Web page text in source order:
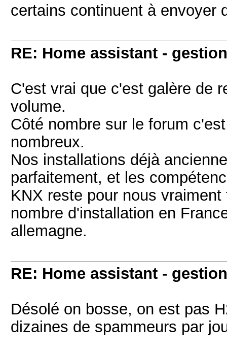
certains continuent à envoyer
RE: Home assistant -
C'est vrai que c'est galère de
volume.
Côté nombre sur le forum
nombreux.
Nos installations déjà
parfaitement, et les
KNX reste pour nous
nombre d'installation en
allemagne.
RE: Home assistant -
Désolé on bosse, on est pas
dizaines de spammeurs par